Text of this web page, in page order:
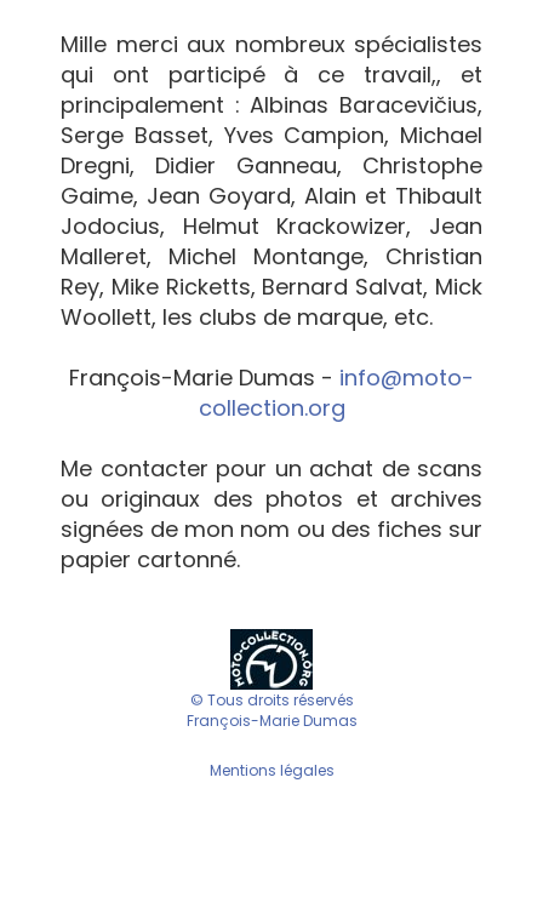
Mille merci aux nombreux spécialistes
qui ont participé à ce travail,, et
principalement : Albinas Baracevičius,
Serge Basset, Yves Campion, Michael
Dregni, Didier Ganneau, Christophe
Gaime, Jean Goyard, Alain et Thibault
Jodocius, Helmut Krackowizer, Jean
Malleret, Michel Montange, Christian
Rey, Mike Ricketts, Bernard Salvat, Mick
Woollett, les clubs de marque, etc.
François-Marie Dumas - info@moto-
collection.org
Me contacter pour un achat de scans
ou originaux des photos et archives
signées de mon nom ou des fiches sur
papier cartonné.
© Tous droits réservés
François-Marie Dumas
Mentions légales